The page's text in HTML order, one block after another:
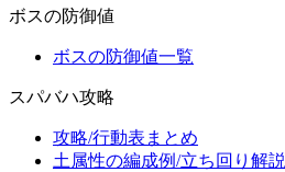
ボスの防御値
ボスの防御値一覧
スパバハ攻略
攻略/行動表まとめ
土属性の編成例/立ち回り解説